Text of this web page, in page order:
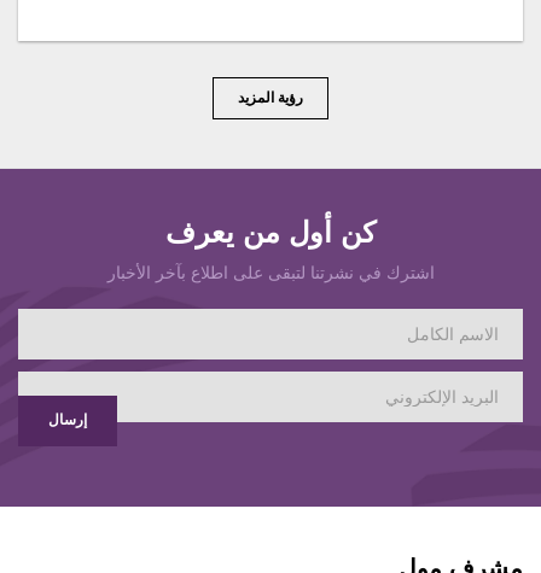
رؤية المزيد
كن أول من يعرف
اشترك في نشرتنا لتبقى على اطلاع بآخر الأخبار
إرسال